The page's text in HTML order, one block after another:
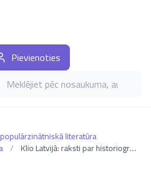
grāmatas pēc nosaukuma, autora,
Pievienoties
literatūra
/ Klio Latvijā: raksti par historiogrāfijas problēmām